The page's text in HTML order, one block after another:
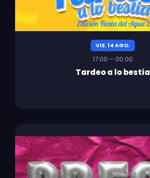
VIE. 14 AGO.
17:00 – 00:00
Tardeo a lo bestia